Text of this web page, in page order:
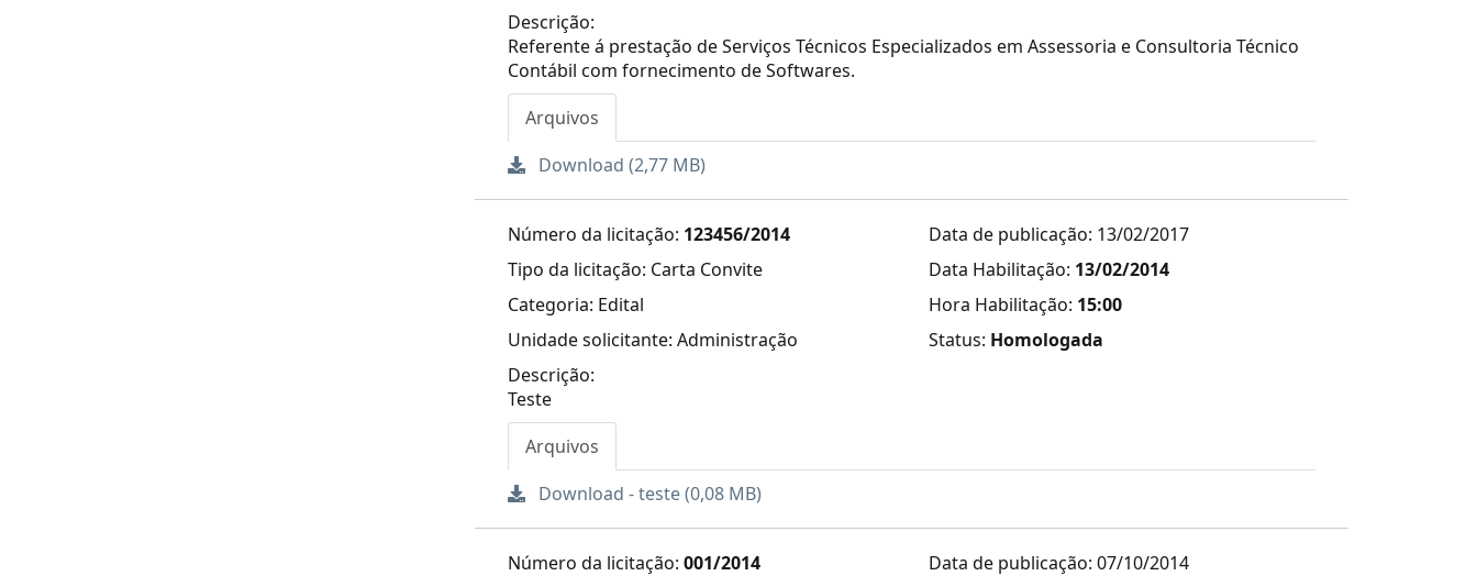
Descrição:
Referente á prestação de Serviços Técnicos Especializados em Assessoria e Consultoria Técnico
Contábil com fornecimento de Softwares.
Arquivos
Download (2,77 MB)
Número da licitação: 123456/2014
Tipo da licitação: Carta Convite
Categoria: Edital
Unidade solicitante: Administração
Data de publicação: 13/02/2017
Data Habilitação: 13/02/2014
Hora Habilitação: 15:00
Status: Homologada
Descrição:
Teste
Arquivos
Download - teste (0,08 MB)
Número da licitação: 001/2014
Data de publicação: 07/10/2014